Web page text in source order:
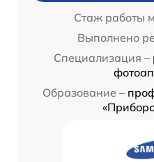
Стаж работы
Выполнено
Специализация –
Образование –